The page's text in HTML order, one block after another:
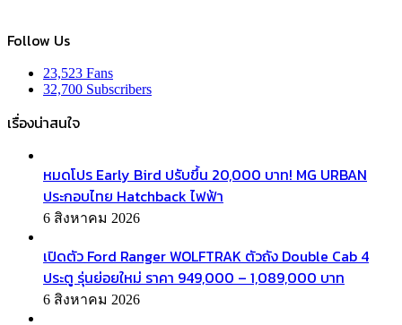
Follow Us
23,523 Fans
32,700 Subscribers
เรื่องน่าสนใจ
หมดโปร Early Bird ปรับขึ้น 20,000 บาท! MG URBAN
ประกอบไทย Hatchback ไฟฟ้า
6 สิงหาคม 2026
เปิดตัว Ford Ranger WOLFTRAK ตัวถัง Double Cab 4
ประตู รุ่นย่อยใหม่ ราคา 949,000 – 1,089,000 บาท
6 สิงหาคม 2026